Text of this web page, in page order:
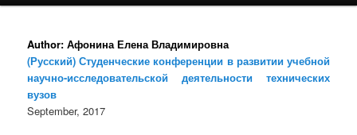
Author: Афонина Елена Владимировна
(Русский) Студенческие конференции в развитии учебной
научно-исследовательской деятельности технических
вузов
September, 2017